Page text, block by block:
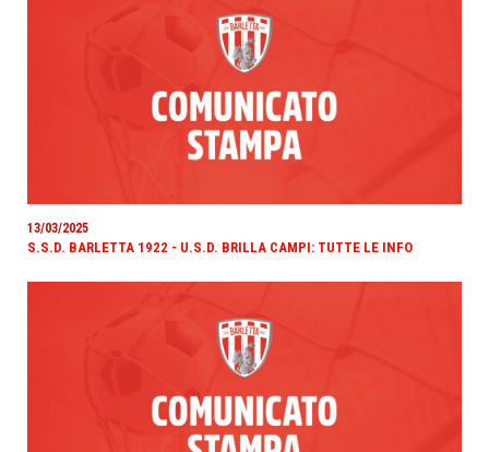
13/03/2025
S.S.D. BARLETTA 1922 - U.S.D. BRILLA CAMPI: TUTTE LE INFO